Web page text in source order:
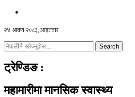
Search
ट्रेण्डिङ :
महामारीमा मानसिक स्वास्थ्य